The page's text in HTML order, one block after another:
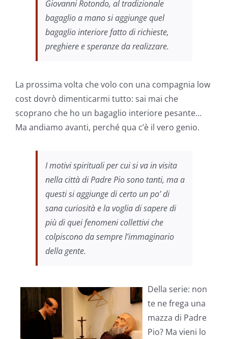
Giovanni Rotondo, al tradizionale
bagaglio a mano si aggiunge quel
bagaglio interiore fatto di richieste,
preghiere e speranze da realizzare.
La prossima volta che volo con una compagnia low
cost dovrò dimenticarmi tutto: sai mai che
scoprano che ho un bagaglio interiore pesante…
Ma andiamo avanti, perché qua c’è il vero genio.
I motivi spirituali per cui si va in visita
nella città di Padre Pio sono tanti, ma a
questi si aggiunge di certo un po’ di
sana curiosità e la voglia di sapere di
più di quei fenomeni collettivi che
colpiscono da sempre l’immaginario
della gente.
Della serie: non
te ne frega una
mazza di Padre
Pio? Ma vieni lo